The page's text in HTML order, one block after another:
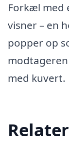
Forkæl med
visner – en
popper op
med kuvert.